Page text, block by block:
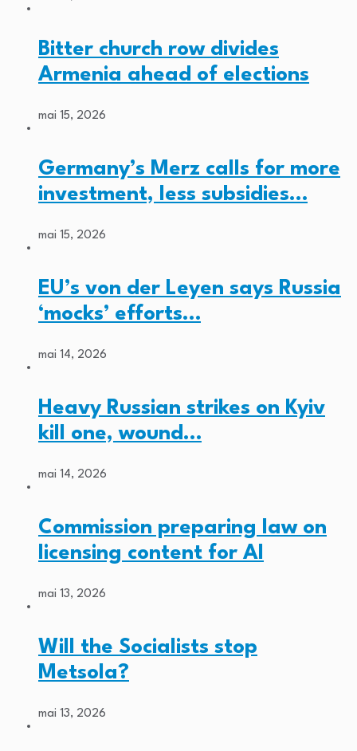
Bitter church row divides
Armenia ahead of elections
mai 15, 2026
Germany’s Merz calls for more
investment, less subsidies…
mai 15, 2026
EU’s von der Leyen says Russia
‘mocks’ efforts…
mai 14, 2026
Heavy Russian strikes on Kyiv
kill one, wound…
mai 14, 2026
Commission preparing law on
licensing content for AI
mai 13, 2026
Will the Socialists stop
Metsola?
mai 13, 2026